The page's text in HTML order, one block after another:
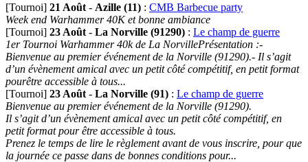
[Tournoi] 21 Août - Azille (11) : CMB Barbecue party
Week end Warhammer 40K et bonne ambiance
[Tournoi] 23 Août - La Norville (91290) : Le champ de guerre
1er Tournoi Warhammer 40k de La NorvillePrésentation :-
Bienvenue au premier événement de la Norville (91290).- Il s’agit
d’un évènement amical avec un petit côté compétitif, en petit format
pourêtre accessible à tous...
[Tournoi] 23 Août - La Norville (91) : Le champ de guerre
Bienvenue au premier événement de la Norville (91290).
Il s’agit d’un évènement amical avec un petit côté compétitif, en
petit format pour être accessible à tous.
Prenez le temps de lire le règlement avant de vous inscrire, pour que
la journée ce passe dans de bonnes conditions pour...